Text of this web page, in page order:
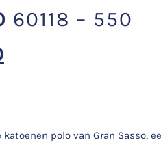
60118 – 550
polo van Gran Sasso,